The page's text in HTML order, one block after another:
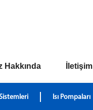
Isı Pompaları
Hakkında İletişim